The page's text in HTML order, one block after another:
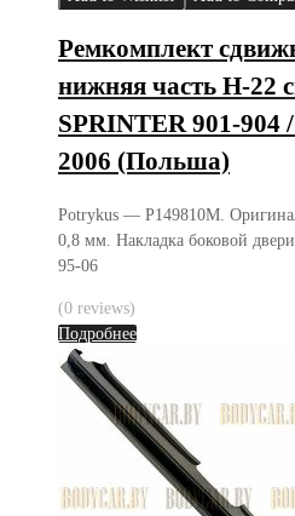
Ремкомплект
нижняя часть H-22
SPRINTER 901-904
2006 (Польша)
Potrykus — P149810M.
0,8 мм. Накладка боковой
95-06
(0 reviews)
Подробнее